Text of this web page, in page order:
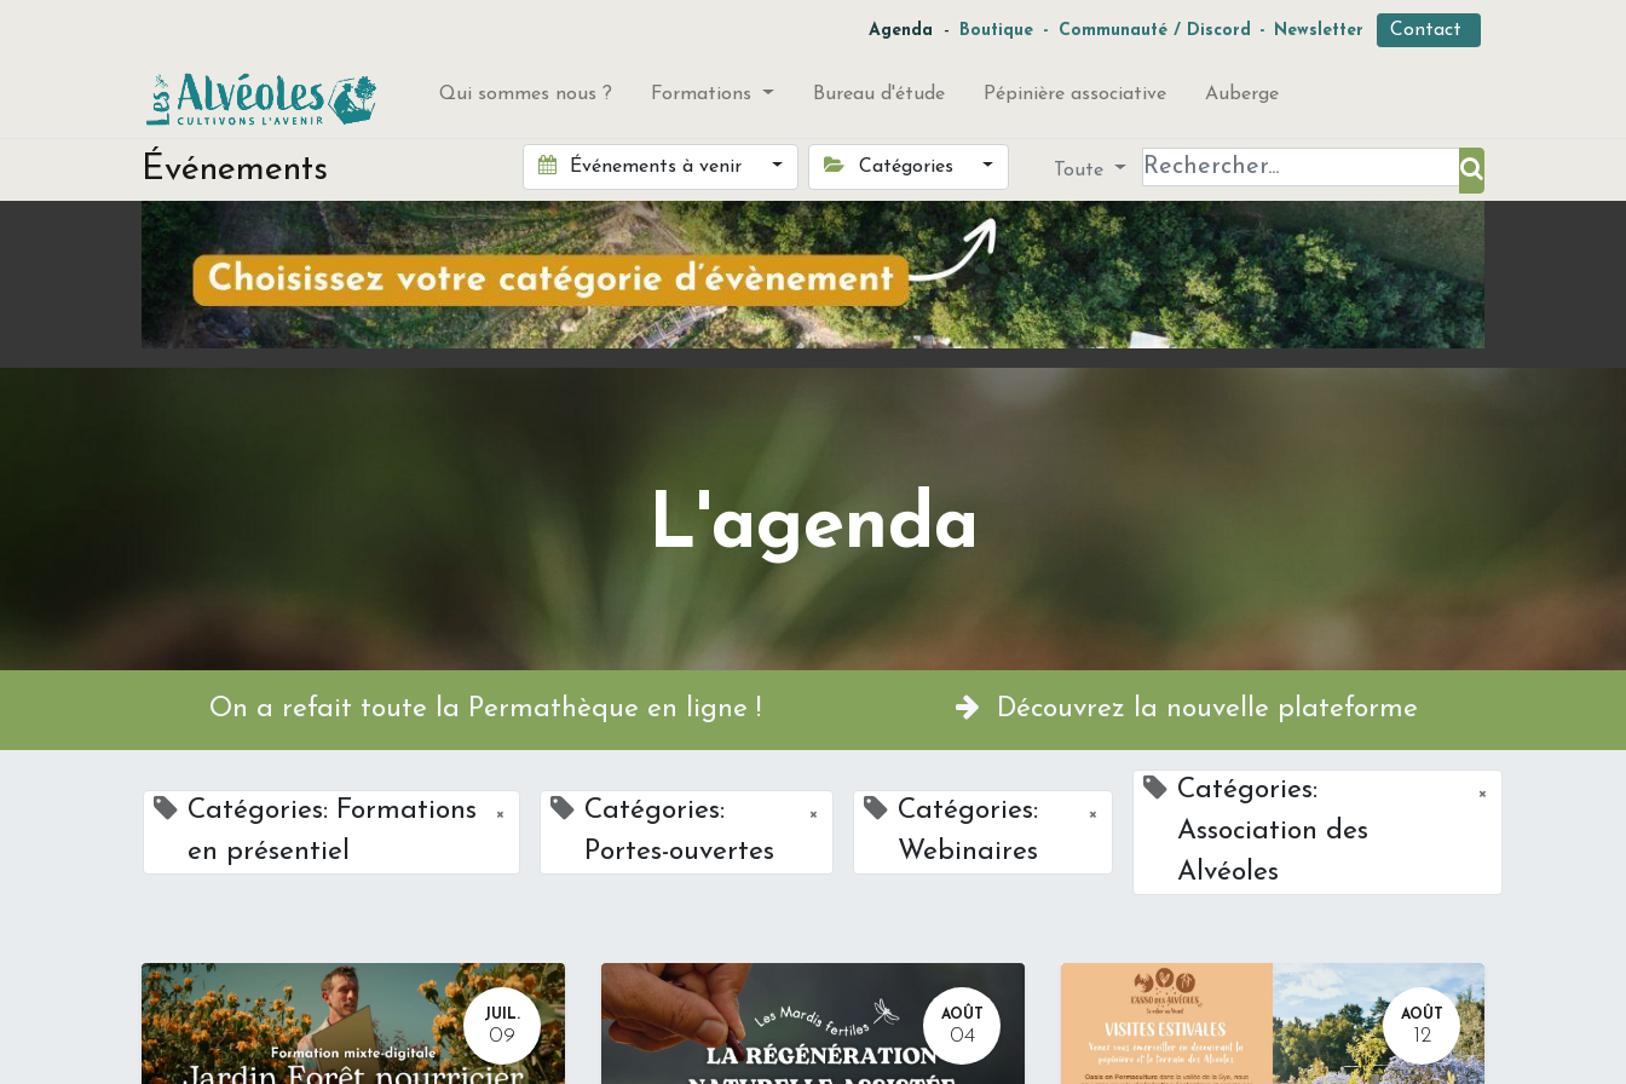
Agenda - Boutique - Communauté / Discord - Newsletter Contact
Qui sommes nous ? Formations Bureau d'étude Pépinière associative Auberge
Événements Événements à venir Catégories Toute
L'agenda
On a refait toute la Permathèque en ligne ! Découvrez la nouvelle plateforme
Catégories: Formations
en présentiel
×
Catégories:
Portes-ouvertes
×
Catégories:
Webinaires
×
Catégories:
Association des
Alvéoles
×
JUIL.
09
AOÛT
04
AOÛT
12